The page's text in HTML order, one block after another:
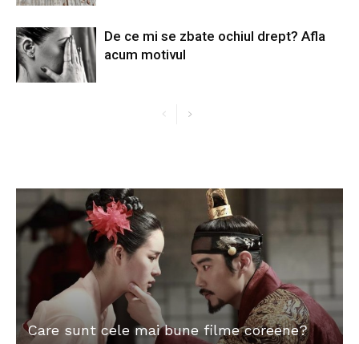
De ce mi se zbate ochiul drept? Afla
acum motivul
Care sunt cele mai bune filme coreene?